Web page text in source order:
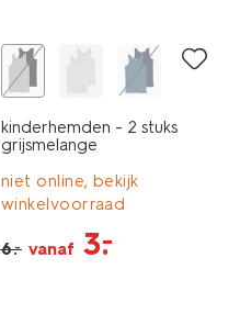
kinderhemden - 2 stuks
grijsmelange
niet online, bekijk
winkelvoorraad
6.– vanaf 3.
–